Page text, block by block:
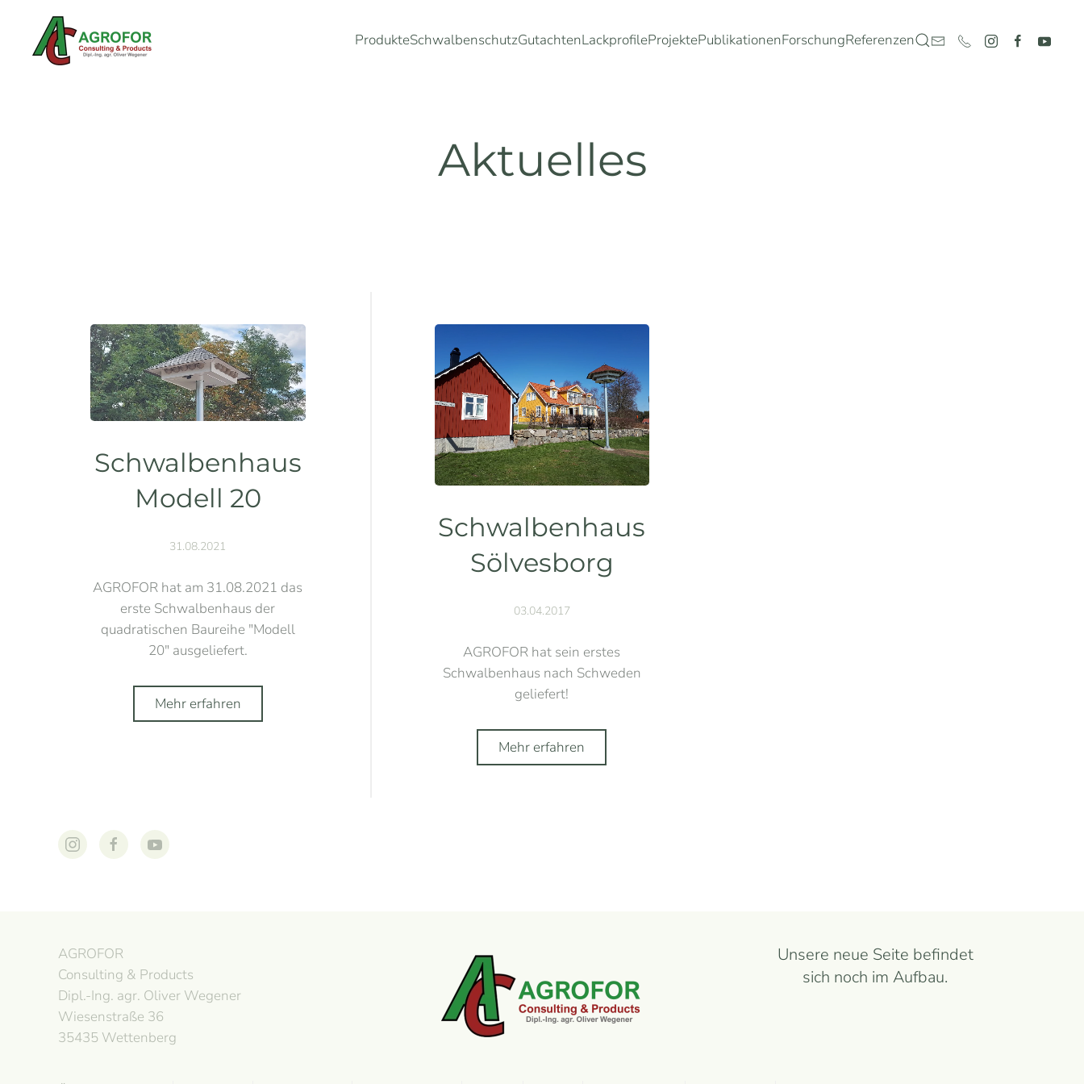
Zum Hauptinhalt springen ProdukteSchwalbenschutzGutachtenLackprofileProjektePublikationenForschungReferenzen
Aktuelles
Schwalbenhaus
Modell 20
31.08.2021
AGROFOR hat am 31.08.2021 das
erste Schwalbenhaus der
quadratischen Baureihe "Modell
20" ausgeliefert.
Mehr erfahren
Schwalbenhaus
Sölvesborg
03.04.2017
AGROFOR hat sein erstes
Schwalbenhaus nach Schweden
geliefert!
Mehr erfahren
AGROFOR
Consulting & Products
Dipl.-Ing. agr. Oliver Wegener
Wiesenstraße 36
35435 Wettenberg
Unsere neue Seite befindet
sich noch im Aufbau.